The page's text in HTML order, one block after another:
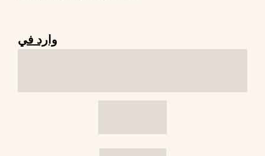
وارد في